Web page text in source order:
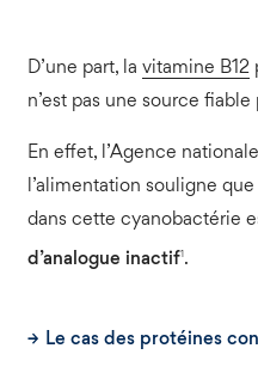
D’une part, la vitamine B12
n’est pas une source
En effet, l’Agence
l’alimentation souligne
dans cette cyanobactérie
d’analogue inactif1.
Le cas des protéines